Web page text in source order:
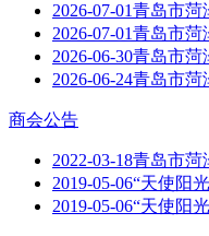
2026-07-01青岛市菏
2026-07-01青岛市菏
2026-06-30青岛市菏
2026-06-24青岛市菏
商会公告
2022-03-18青岛市菏
2019-05-06“天使阳
2019-05-06“天使阳